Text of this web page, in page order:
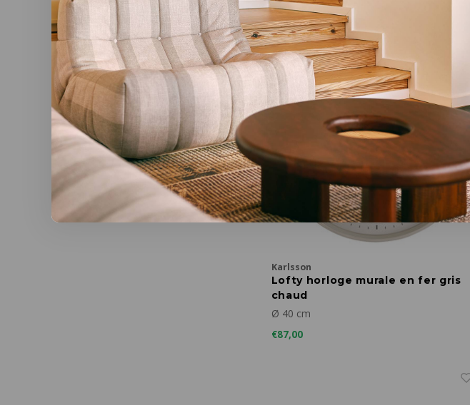
€85,00
Karlsson
Lofty horloge murale en fer gris
chaud
Ø 40 cm
€87,00